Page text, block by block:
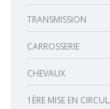
TRANSMISSION
CARROSSERIE
CHEVAUX
1ÈRE MISE EN